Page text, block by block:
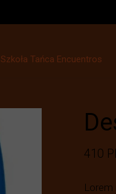
Szkoła Tańca Encuentros
Lorem
410